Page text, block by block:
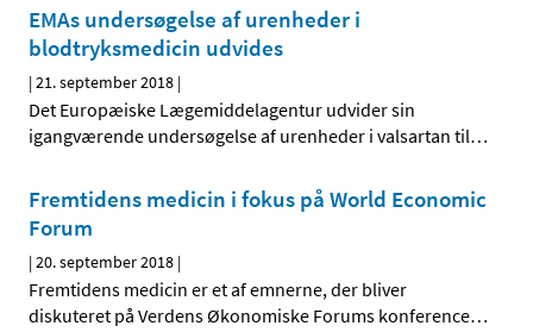
EMAs undersøgelse af urenheder i
blodtryksmedicin udvides
|21. september 2018 |
Det Europæiske Lægemiddelagentur udvider sin
igangværende undersøgelse af urenheder i valsartan til…
Fremtidens medicin i fokus på World Economic
Forum
|20. september 2018 |
Fremtidens medicin er et af emnerne, der bliver
diskuteret på Verdens Økonomiske Forums konference…